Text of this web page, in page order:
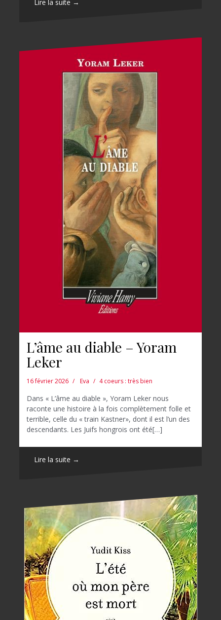
Lire la suite →
L’âme au diable – Yoram
Leker
16 février 2026 Eva 4 coeurs : très bien
Dans « L’âme au diable », Yoram Leker nous
raconte une histoire à la fois complètement folle et
terrible, celle du « train Kastner», dont il est l’un des
descendants. Les Juifs hongrois ont été[…]
Lire la suite →